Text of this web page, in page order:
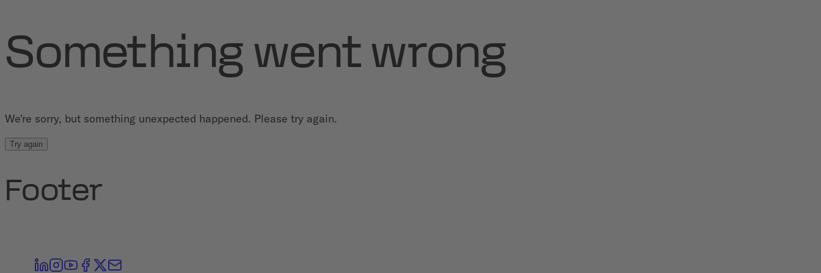
Something went wrong
We're sorry, but something unexpected happened. Please try again.
Try again
Footer